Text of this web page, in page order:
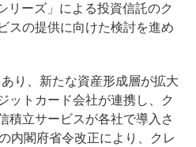
リーズ」による投資信託のク
スの提供に向けた検討を進め
り、新たな資産形成層が拡大
ットカード会社が連携し、ク
積立サービスが各社で導入さ
内閣府省令改正により、クレ